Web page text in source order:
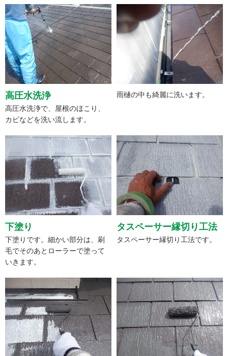
高圧水洗浄
高圧水洗浄で、屋根のほこり、
カビなどを洗い流します。
雨樋の中も綺麗に洗います。
下塗り
下塗りです。細かい部分は、刷
毛でそのあとローラーで塗って
いきます。
タスペーサー縁切り工法
タスペーサー縁切り工法です。